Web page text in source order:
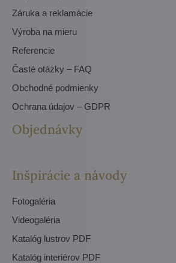
Záruka a reklamácie
Výroba na mieru
Referencie
Časté otázky – FAQ
Obchodné podmienky
Ochrana údajov – GDPR
Objednávky
Inšpirácie a návody
Fotogaléria
Videogaléria
Katalóg lustrov PDF
Katalóg interiérov PDF